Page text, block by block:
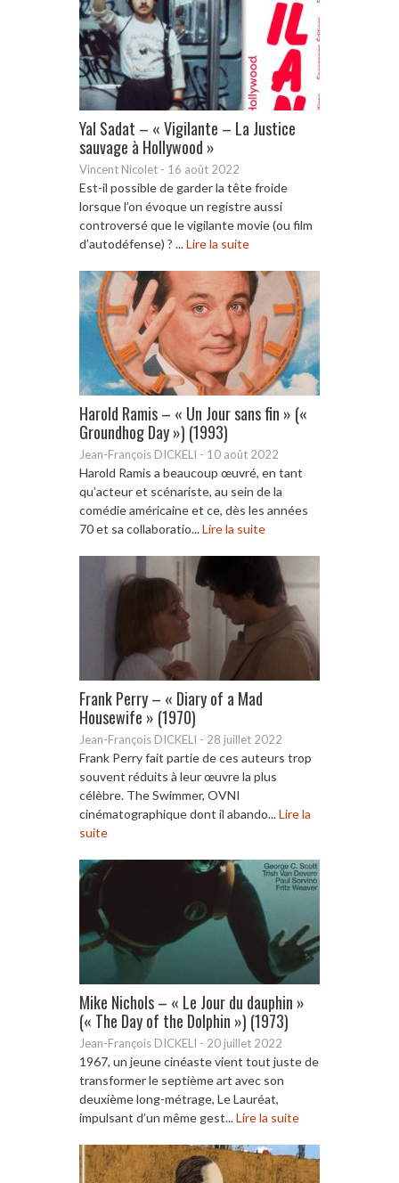
Yal Sadat – « Vigilante – La Justice
sauvage à Hollywood »
Vincent Nicolet - 16 août 2022
Est-il possible de garder la tête froide
lorsque l’on évoque un registre aussi
controversé que le vigilante movie (ou film
d’autodéfense) ? ...Lire la suite
Harold Ramis – « Un Jour sans fin » («
Groundhog Day ») (1993)
Jean-François DICKELI - 10 août 2022
Harold Ramis a beaucoup œuvré, en tant
qu’acteur et scénariste, au sein de la
comédie américaine et ce, dès les années
70 et sa collaboratio...Lire la suite
Frank Perry – « Diary of a Mad
Housewife » (1970)
Jean-François DICKELI - 28 juillet 2022
Frank Perry fait partie de ces auteurs trop
souvent réduits à leur œuvre la plus
célèbre. The Swimmer, OVNI
cinématographique dont il abando...Lire la
suite
Mike Nichols – « Le Jour du dauphin »
(« The Day of the Dolphin ») (1973)
Jean-François DICKELI - 20 juillet 2022
1967, un jeune cinéaste vient tout juste de
transformer le septième art avec son
deuxième long-métrage, Le Lauréat,
impulsant d’un même gest...Lire la suite